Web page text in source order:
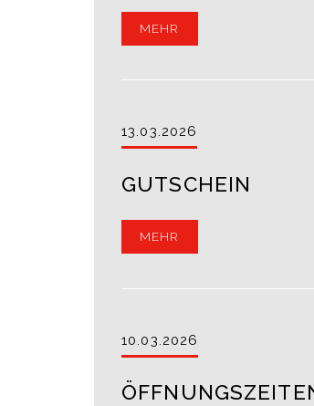
MEHR
13.03.2026
GUTSCHEIN
MEHR
10.03.2026